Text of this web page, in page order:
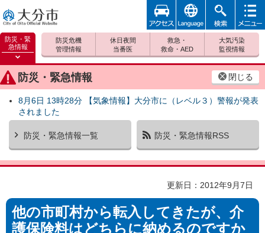
大分市
防災・緊
急情報
防災緊
急情報
を開く
防災・緊急情報 閉じる
8月6日 13時28分 【気象情報】大分市に（レベル３）警報が発表
されました
防災・緊急情報一覧 防災・緊急情報RSS
防災危機
管理情報
休日夜間
当番医
救急・
救命・AED
大気汚染
監視情報
アクセ
ス
foreign 検索
メニュ
更新日：2012年9月7日
他の市町村から転入してきたが、介
護保険料はどちらに納めるのですか